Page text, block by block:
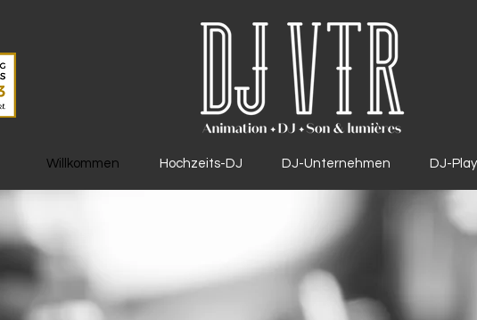
Willkommen Hochzeits-DJ DJ-Unternehmen DJ-